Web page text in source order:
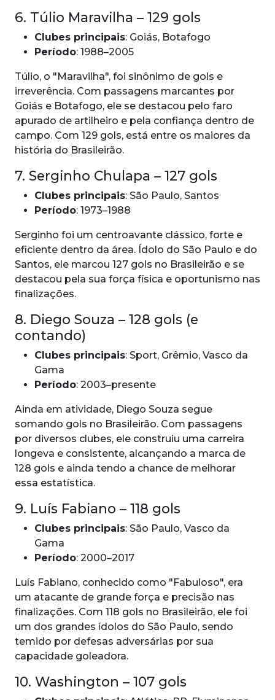
6. Túlio Maravilha – 129 gols
Clubes principais: Goiás, Botafogo
Período: 1988–2005
Túlio, o "Maravilha", foi sinônimo de gols e
irreverência. Com passagens marcantes por
Goiás e Botafogo, ele se destacou pelo faro
apurado de artilheiro e pela confiança dentro de
campo. Com 129 gols, está entre os maiores da
história do Brasileirão.
7. Serginho Chulapa – 127 gols
Clubes principais: São Paulo, Santos
Período: 1973–1988
Serginho foi um centroavante clássico, forte e
eficiente dentro da área. Ídolo do São Paulo e do
Santos, ele marcou 127 gols no Brasileirão e se
destacou pela sua força física e oportunismo nas
finalizações.
8. Diego Souza – 128 gols (e
contando)
Clubes principais: Sport, Grêmio, Vasco da
Gama
Período: 2003–presente
Ainda em atividade, Diego Souza segue
somando gols no Brasileirão. Com passagens
por diversos clubes, ele construiu uma carreira
longeva e consistente, alcançando a marca de
128 gols e ainda tendo a chance de melhorar
essa estatística.
9. Luís Fabiano – 118 gols
Clubes principais: São Paulo, Vasco da
Gama
Período: 2000–2017
Luís Fabiano, conhecido como "Fabuloso", era
um atacante de grande força e precisão nas
finalizações. Com 118 gols no Brasileirão, ele foi
um dos grandes ídolos do São Paulo, sendo
temido por defesas adversárias por sua
capacidade goleadora.
10. Washington – 107 gols